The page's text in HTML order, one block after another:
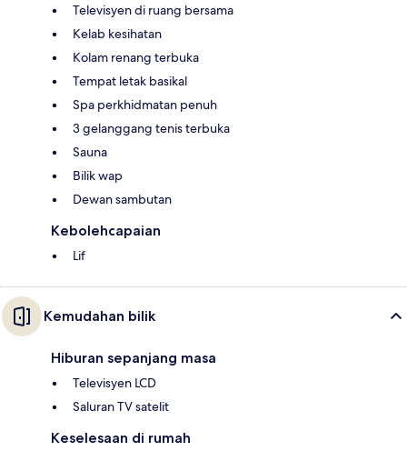
Televisyen di ruang bersama
Kelab kesihatan
Kolam renang terbuka
Tempat letak basikal
Spa perkhidmatan penuh
3 gelanggang tenis terbuka
Sauna
Bilik wap
Dewan sambutan
Kebolehcapaian
Lif
Kemudahan bilik
Hiburan sepanjang masa
Televisyen LCD
Saluran TV satelit
Keselesaan di rumah